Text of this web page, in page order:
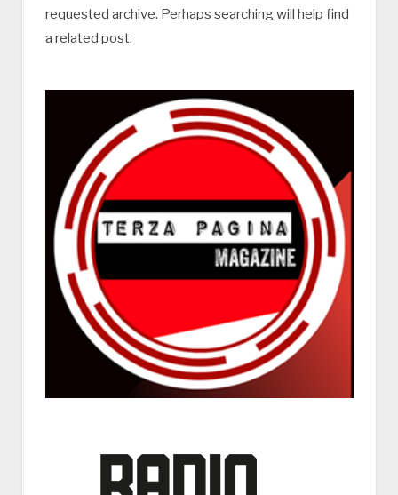
requested archive. Perhaps searching will help find
a related post.